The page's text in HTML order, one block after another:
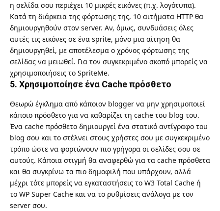
η σελίδα σου περιέχει 10 μικρές εικόνες (π.χ. λογότυπα).
Κατά τη διάρκεια της φόρτωσης της, 10 αιτήματα HTTP θα
δημιουργηθούν στον server. Αν, όμως, συνδυάσεις όλες
αυτές τις εικόνες σε ένα sprite, μόνο μια αίτηση θα
δημιουργηθεί, με αποτέλεσμα ο χρόνος φόρτωσης της
σελίδας να μειωθεί. Για τον συγκεκριμένο σκοπό μπορείς να
χρησιμοποιήσεις το SpriteMe.
5. Χρησιμοποίησε ένα Cache πρόσθετο
Θεωρώ έγκλημα από κάποιον blogger να μην χρησιμοποιεί
κάποιο πρόσθετο για να καθαρίζει τη cache του blog του.
Ένα cache πρόσθετο δημιουργεί ένα στατικό αντίγραφο του
blog σου και το στέλνει στους χρήστες σου με συγκεκριμένο
τρόπο ώστε να φορτώνουν πιο γρήγορα οι σελίδες σου σε
αυτούς. Κάποια στιγμή θα αναφερθώ για τα cache πρόσθετα
και θα συγκρίνω τα πιο δημοφιλή που υπάρχουν, αλλά
μέχρι τότε μπορείς να εγκαταστήσεις το W3 Total Cache ή
το WP Super Cache και να το ρυθμίσεις ανάλογα με τον
server σου.